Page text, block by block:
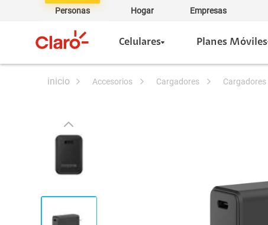
Personas Hogar Empresas
Celulares Planes Móviles
accesorios cargadores cargadores